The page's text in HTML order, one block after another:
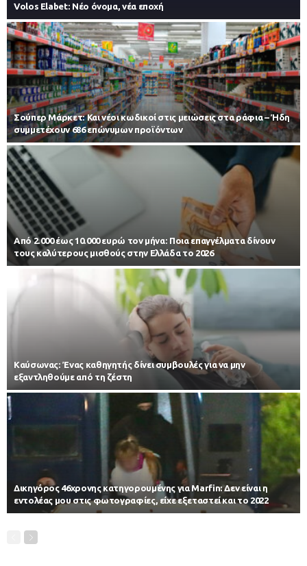
Volos Elabet: Νέο όνομα, νέα εποχή
Σούπερ Μάρκετ: Και νέοι κωδικοί στις μειώσεις στα ράφια – Ήδη
συμμετέχουν 686 επώνυμων προϊόντων
Από 2.000 έως 10.000 ευρώ τον μήνα: Ποια επαγγέλματα δίνουν
τους καλύτερους μισθούς στην Ελλάδα το 2026
Kαύσωνας: Ένας καθηγητής δίνει συμβουλές για να μην
εξαντληθούμε από τη ζέστη
Δικηγόρος 46χρονης κατηγορουμένης για Marfin: Δεν είναι η
εντολέας μου στις φωτογραφίες, είχε εξεταστεί και το 2022